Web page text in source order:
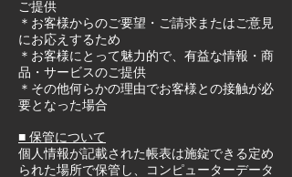
ご提供
＊お客様からのご要望・ご請求またはご意見
にお応えするため
＊お客様にとって魅力的で、有益な情報・商
品・サービスのご提供
＊その他何らかの理由でお客様との接触が必
要となった場合
■ 保管について
個人情報が記載された帳表は施錠できる定め
られた場所で保管し、コンピューターデータ